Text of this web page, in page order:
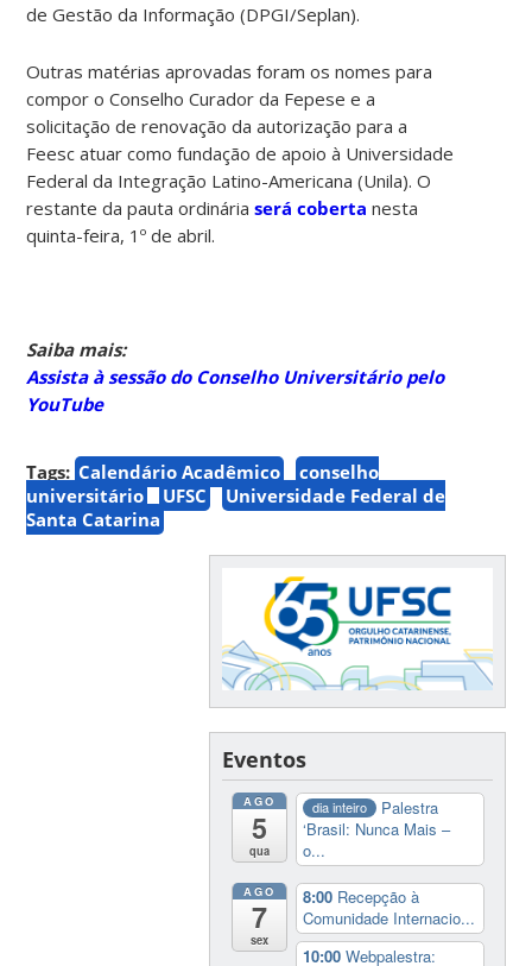
de Gestão da Informação (DPGI/Seplan).
Outras matérias aprovadas foram os nomes para
compor o Conselho Curador da Fepese e a
solicitação de renovação da autorização para a
Feesc atuar como fundação de apoio à Universidade
Federal da Integração Latino-Americana (Unila). O
restante da pauta ordináriaserá coberta nesta
quinta-feira, 1º de abril.
Saiba mais:
Assista à sessão do Conselho Universitário pelo
YouTube
Tags: Calendário Acadêmico
conselho
universitário
UFSC
Universidade Federal de
Santa Catarina
Eventos
AGO
5
qua
dia inteiro
Palestra
‘Brasil: Nunca Mais –
o...
AGO
7
sex
8:00 Recepção à
Comunidade Internacio...
10:00Webpalestra: